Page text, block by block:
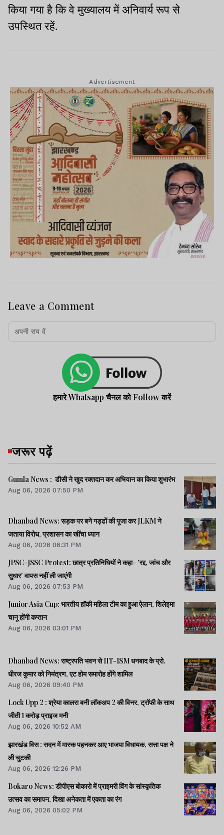
किया गया है कि वे मुख्यालय में अनिवार्य रूप से
उपस्थित रहें.
Advertisement
Leave a Comment
हमारे Whatsapp चैनल को Follow करें
जरूर पढ़ें
Gumla News : डीसी ने खुद रक्तदान कर अभियान का किया शुभारंभ
Aug 06, 2026 07:50 PM
Dhanbad News: सड़क पर बने गड्ढों की पूजा कर JLKM ने
जताया विरोध, प्रशासन का खींचा ध्यान
Aug 06, 2026 06:31 PM
JPSC-JSSC Protest: छात्र प्रतिनिधियों ने कहा- 'रद्द, जांच और
सुधार' वापस नहीं ली जाएंगी
Aug 06, 2026 07:53 PM
Junior Asia Cup: भारतीय हॉकी महिला टीम का हुआ ऐलान, शिलेइमा
चानू होंगी कप्तान
Aug 06, 2026 03:01 PM
Dhanbad News: राष्ट्रपति भवन से IIT-ISM धनबाद के प्रो.
धीरज कुमार को निमंत्रण, एट होम समारोह होंगे शामिल
Aug 06, 2026 09:40 PM
Lock Upp 2 : श्रेया कालरा बनी लॉकअप 2 की विनर, ट्रॉफी के साथ
जीती 1 करोड़ प्राइज मनी
Aug 06, 2026 10:52 AM
झारखंड विस : सदन में मास्क पहनकर आए भाजपा विधायक, सत्ता पक्ष ने
ली चुटकी
Aug 06, 2026 12:26 PM
Bokaro News: डीपीएस बोकारो में प्राइमरी विंग के सांस्कृतिक
उत्सव का समापन, दिखा अनेकता में एकता का रंग
Aug 06, 2026 05:02 PM